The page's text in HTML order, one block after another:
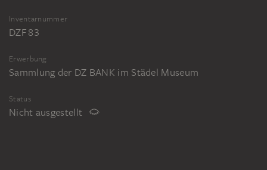
Inventarnummer
DZF 83
Erwerbung
Sammlung der DZ BANK im Städel Museum
Status
Nicht ausgestellt